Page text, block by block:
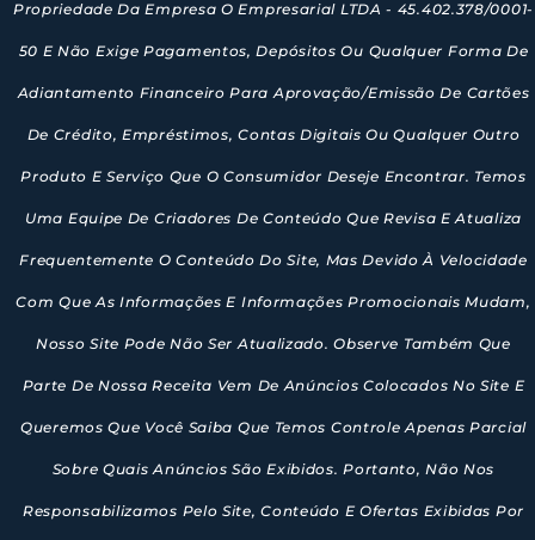
Propriedade Da Empresa O Empresarial LTDA - 45.402.378/0001-
50 E Não Exige Pagamentos, Depósitos Ou Qualquer Forma De
Adiantamento Financeiro Para Aprovação/emissão De Cartões
De Crédito, Empréstimos, Contas Digitais Ou Qualquer Outro
Produto E Serviço Que O Consumidor Deseje Encontrar. Temos
Uma Equipe De Criadores De Conteúdo Que Revisa E Atualiza
Frequentemente O Conteúdo Do Site, Mas Devido À Velocidade
Com Que As Informações E Informações Promocionais Mudam,
Nosso Site Pode Não Ser Atualizado. Observe Também Que
Parte De Nossa Receita Vem De Anúncios Colocados No Site E
Queremos Que Você Saiba Que Temos Controle Apenas Parcial
Sobre Quais Anúncios São Exibidos. Portanto, Não Nos
Responsabilizamos Pelo Site, Conteúdo E Ofertas Exibidas Por